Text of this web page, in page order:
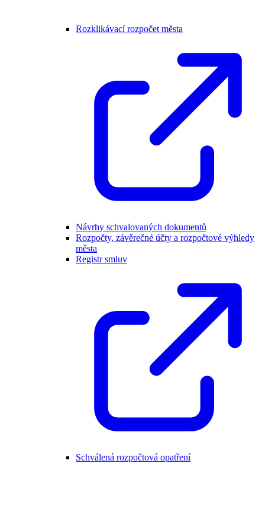
Rozklikávací rozpočet města
Návrhy schvalovaných dokumentů
Rozpočty, závěrečné účty a rozpočtové výhledy
města
Registr smluv
Schválená rozpočtová opatření